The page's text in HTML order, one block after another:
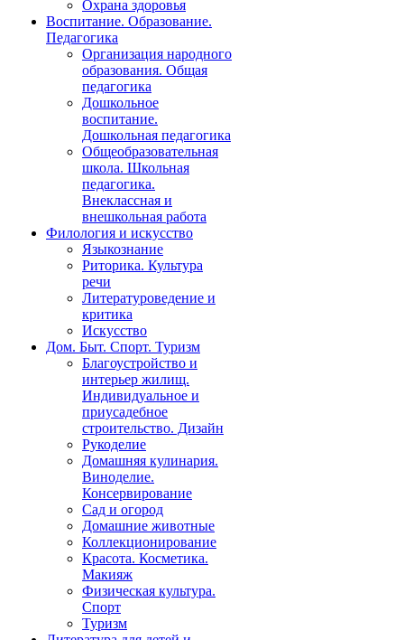
Охрана здоровья
Воспитание. Образование.
Педагогика
Организация народного
образования. Общая
педагогика
Дошкольное
воспитание.
Дошкольная педагогика
Общеобразовательная
школа. Школьная
педагогика.
Внеклассная и
внешкольная работа
Филология и искусство
Языкознание
Риторика. Культура
речи
Литературоведение и
критика
Искусство
Дом. Быт. Спорт. Туризм
Благоустройство и
интерьер жилищ.
Индивидуальное и
приусадебное
строительство. Дизайн
Рукоделие
Домашняя кулинария.
Виноделие.
Консервирование
Сад и огород
Домашние животные
Коллекционирование
Красота. Косметика.
Макияж
Физическая культура.
Спорт
Туризм